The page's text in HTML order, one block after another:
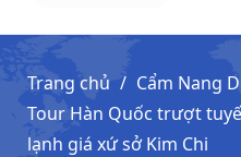
Trang chủ
Cẩm Nang
Tour Hàn Quốc trượt
lạnh giá xứ sở Kim Chi